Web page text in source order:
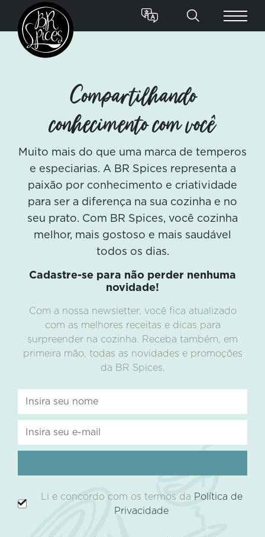
Compartilhando
conhecimento com você
Muito mais do que uma marca de temperos
e especiarias. A BR Spices representa a
paixão por conhecimento e criatividade
para ser a diferença na sua cozinha e no
seu prato. Com BR Spices, você cozinha
melhor, mais gostoso e mais saudável
todos os dias.
Cadastre-se para não perder nenhuma
novidade!
Com a nossa newsletter, você fica atualizado
com as melhores receitas e dicas para
surpreender na cozinha. Receba também, em
primeira mão, todas as novidades e promoções
da BR Spices.
Li e concordo com os termos da Política de
Privacidade